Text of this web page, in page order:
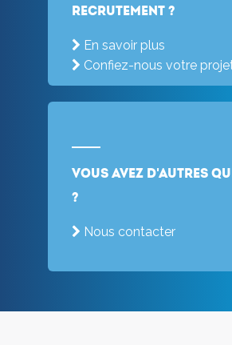
recrutement ?
En savoir plus
Confiez-nous votre
Vous avez d'autres
?
Nous contacter